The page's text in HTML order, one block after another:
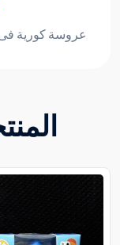
عروسة كورية